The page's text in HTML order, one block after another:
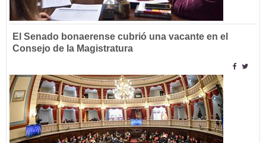
El Senado bonaerense cubrió una vacante en el
Consejo de la Magistratura